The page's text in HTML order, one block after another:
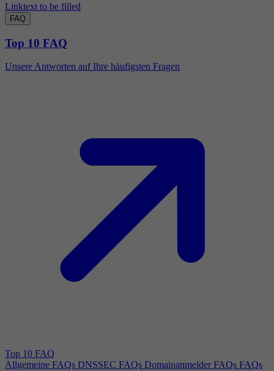
Linktext to be filled
FAQ
Top 10 FAQ
Unsere Antworten auf Ihre häufigsten Fragen
Top 10 FAQ
Allgemeine FAQs DNSSEC FAQs Domainanmelder FAQs FAQs